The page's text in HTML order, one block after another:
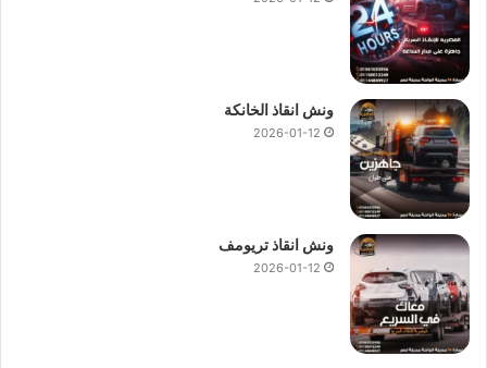
ونش انقاذ الخانكة
2026-01-12
ونش انقاذ تريومف
2026-01-12